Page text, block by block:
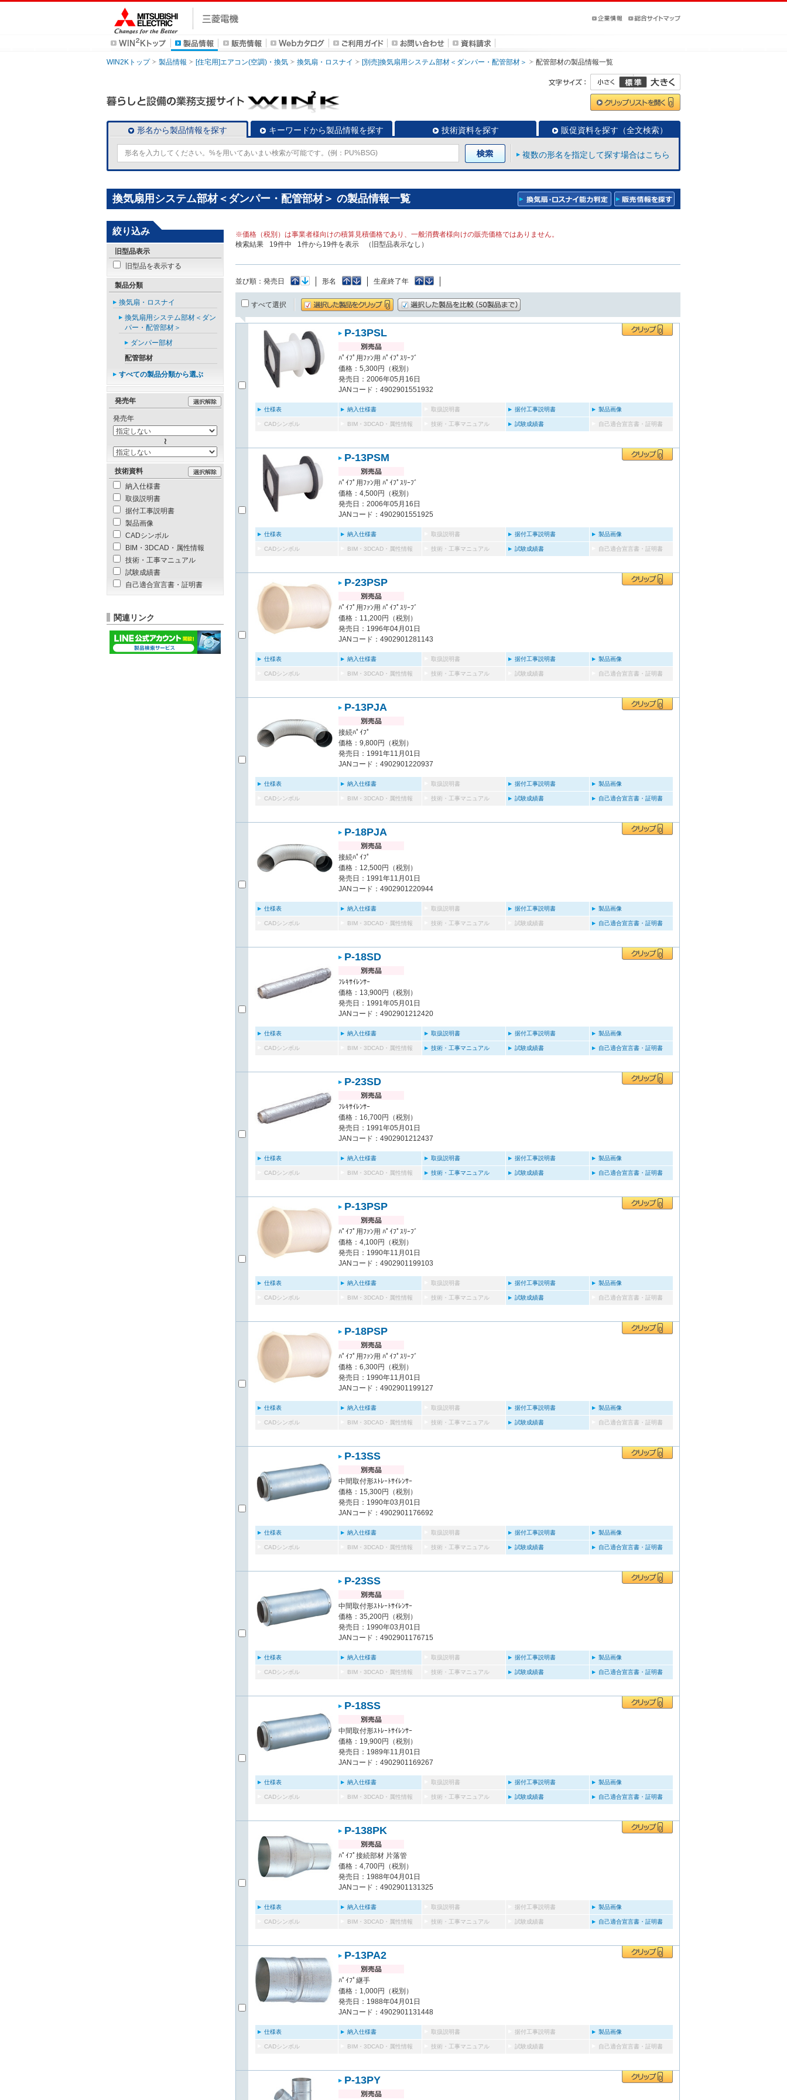
WIN2Kトップ 製品情報 [住宅用]エアコン(空調)・換気 換気扇・ロスナイ [別売]換気扇用システム部材＜ダンパー・配管部材＞ 配管部材の製品情報一覧
形名から製品情報を探す キーワードから製品情報を探す 技術資料を探す 販促資料を探す（全文検索）
複数の形名を指定して探す場合はこちら
換気扇用システム部材＜ダンパー・配管部材＞ の製品情報一覧
※価格（税別）は事業者様向けの積算見積価格であり、一般消費者様向けの販売価格ではありません。
検索結果
19件中 1件から 19件を表示 （旧型品表示なし）
並び順： 発売日 形名 生産終了年
すべて選択
P-13PSL
ﾊﾟｲﾌﾟ用ﾌｧﾝ用 ﾊﾟｲﾌﾟｽﾘｰﾌﾞ
価格：5,300円（税別）
発売日：2006年05月16日
JANコード：4902901551932
仕様表 納入仕様書 取扱説明書 据付工事説明書 製品画像
CADシンボル BIM・3DCAD・属性情報 技術・工事マニュアル 試験成績書 自己適合宣言書・証明書
P-13PSM
ﾊﾟｲﾌﾟ用ﾌｧﾝ用 ﾊﾟｲﾌﾟｽﾘｰﾌﾞ
価格：4,500円（税別）
発売日：2006年05月16日
JANコード：4902901551925
仕様表 納入仕様書 取扱説明書 据付工事説明書 製品画像
CADシンボル BIM・3DCAD・属性情報 技術・工事マニュアル 試験成績書 自己適合宣言書・証明書
P-23PSP
ﾊﾟｲﾌﾟ用ﾌｧﾝ用 ﾊﾟｲﾌﾟｽﾘｰﾌﾞ
価格：11,200円（税別）
発売日：1996年04月01日
JANコード：4902901281143
仕様表 納入仕様書 取扱説明書 据付工事説明書 製品画像
CADシンボル BIM・3DCAD・属性情報 技術・工事マニュアル 試験成績書 自己適合宣言書・証明書
P-13PJA
接続ﾊﾟｲﾌﾟ
価格：9,800円（税別）
発売日：1991年11月01日
JANコード：4902901220937
仕様表 納入仕様書 取扱説明書 据付工事説明書 製品画像
CADシンボル BIM・3DCAD・属性情報 技術・工事マニュアル 試験成績書 自己適合宣言書・証明書
P-18PJA
接続ﾊﾟｲﾌﾟ
価格：12,500円（税別）
発売日：1991年11月01日
JANコード：4902901220944
仕様表 納入仕様書 取扱説明書 据付工事説明書 製品画像
CADシンボル BIM・3DCAD・属性情報 技術・工事マニュアル 試験成績書 自己適合宣言書・証明書
P-18SD
ﾌﾚｷｻｲﾚﾝｻｰ
価格：13,900円（税別）
発売日：1991年05月01日
JANコード：4902901212420
仕様表 納入仕様書 取扱説明書 据付工事説明書 製品画像
CADシンボル BIM・3DCAD・属性情報 技術・工事マニュアル 試験成績書 自己適合宣言書・証明書
P-23SD
ﾌﾚｷｻｲﾚﾝｻｰ
価格：16,700円（税別）
発売日：1991年05月01日
JANコード：4902901212437
仕様表 納入仕様書 取扱説明書 据付工事説明書 製品画像
CADシンボル BIM・3DCAD・属性情報 技術・工事マニュアル 試験成績書 自己適合宣言書・証明書
P-13PSP
ﾊﾟｲﾌﾟ用ﾌｧﾝ用 ﾊﾟｲﾌﾟｽﾘｰﾌﾞ
価格：4,100円（税別）
発売日：1990年11月01日
JANコード：4902901199103
仕様表 納入仕様書 取扱説明書 据付工事説明書 製品画像
CADシンボル BIM・3DCAD・属性情報 技術・工事マニュアル 試験成績書 自己適合宣言書・証明書
P-18PSP
ﾊﾟｲﾌﾟ用ﾌｧﾝ用 ﾊﾟｲﾌﾟｽﾘｰﾌﾞ
価格：6,300円（税別）
発売日：1990年11月01日
JANコード：4902901199127
仕様表 納入仕様書 取扱説明書 据付工事説明書 製品画像
CADシンボル BIM・3DCAD・属性情報 技術・工事マニュアル 試験成績書 自己適合宣言書・証明書
P-13SS
中間取付形ｽﾄﾚｰﾄｻｲﾚﾝｻｰ
価格：15,300円（税別）
発売日：1990年03月01日
JANコード：4902901176692
仕様表 納入仕様書 取扱説明書 据付工事説明書 製品画像
CADシンボル BIM・3DCAD・属性情報 技術・工事マニュアル 試験成績書 自己適合宣言書・証明書
P-23SS
中間取付形ｽﾄﾚｰﾄｻｲﾚﾝｻｰ
価格：35,200円（税別）
発売日：1990年03月01日
JANコード：4902901176715
仕様表 納入仕様書 取扱説明書 据付工事説明書 製品画像
CADシンボル BIM・3DCAD・属性情報 技術・工事マニュアル 試験成績書 自己適合宣言書・証明書
P-18SS
中間取付形ｽﾄﾚｰﾄｻｲﾚﾝｻｰ
価格：19,900円（税別）
発売日：1989年11月01日
JANコード：4902901169267
仕様表 納入仕様書 取扱説明書 据付工事説明書 製品画像
CADシンボル BIM・3DCAD・属性情報 技術・工事マニュアル 試験成績書 自己適合宣言書・証明書
P-138PK
ﾊﾟｲﾌﾟ接続部材 片落管
価格：4,700円（税別）
発売日：1988年04月01日
JANコード：4902901131325
仕様表 納入仕様書 取扱説明書 据付工事説明書 製品画像
CADシンボル BIM・3DCAD・属性情報 技術・工事マニュアル 試験成績書 自己適合宣言書・証明書
P-13PA2
ﾊﾟｲﾌﾟ継手
価格：1,000円（税別）
発売日：1988年04月01日
JANコード：4902901131448
仕様表 納入仕様書 取扱説明書 据付工事説明書 製品画像
CADシンボル BIM・3DCAD・属性情報 技術・工事マニュアル 試験成績書 自己適合宣言書・証明書
P-13PY
絞り込み
旧型品表示
旧型品を表示する
製品分類
換気扇・ロスナイ
換気扇用システム部材＜ダン
パー・配管部材＞
ダンパー部材
配管部材
すべての製品分類から選ぶ
発売年
発売年
技術資料
納入仕様書
取扱説明書
据付工事説明書
製品画像
CADシンボル
BIM・3DCAD・属性情報
技術・工事マニュアル
試験成績書
自己適合宣言書・証明書
関連リンク